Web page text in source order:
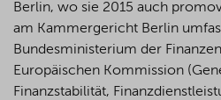
Berlin, wo sie 2015 auch
am Kammergericht Berlin
Bundesministerium der
Europäischen Kommission
Finanzstabilität,